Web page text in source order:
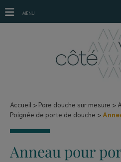
Poignée porte douche - anneau
Accueil Pare douche sur mesure
Poignée de porte de douche
Anneau pour
MENU